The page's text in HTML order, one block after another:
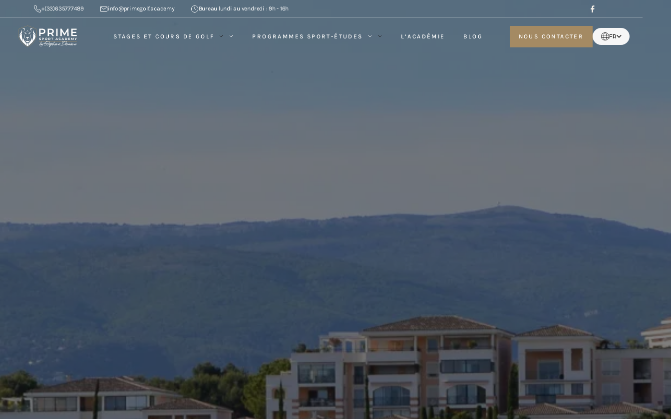
+(33)635777489 info@primegolf.academy Bureau lundi au vendredi : 9h - 16h
STAGES ET COURS DE GOLF PROGRAMMES SPORT-ÉTUDES L’ACADÉMIE BLOG NOUS CONTACTER FR